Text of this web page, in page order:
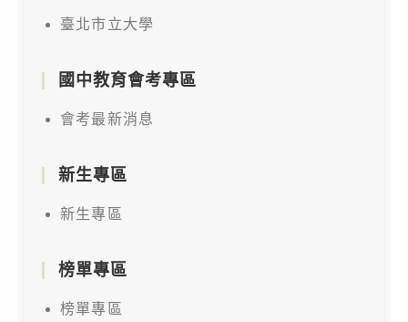
臺北市立大學
國中教育會考專區
會考最新消息
新生專區
新生專區
榜單專區
榜單專區